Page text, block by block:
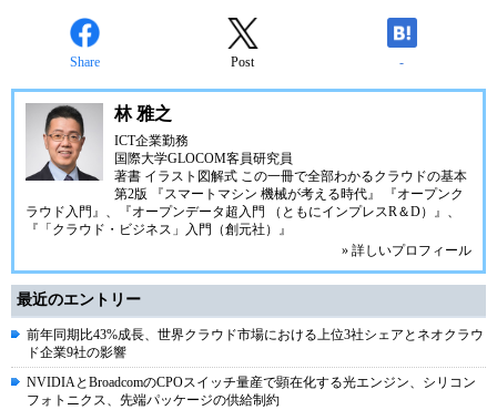
Share Post -
林 雅之
ICT企業勤務
国際大学GLOCOM客員研究員
著書 イラスト図解式 この一冊で全部わかるクラウドの基本
第2版
『スマートマシン 機械が考える時代』
『オープンク
ラウド入門』 、 『オープンデータ超入門 （ともにインプレスR＆D）』 、
『「クラウド・ビジネス」入門（創元社）』
» 詳しいプロフィール
最近のエントリー
前年同期比43%成長、世界クラウド市場における上位3社シェアとネオクラウ
ド企業9社の影響
NVIDIAとBroadcomのCPOスイッチ量産で顕在化する光エンジン、シリコン
フォトニクス、先端パッケージの供給制約